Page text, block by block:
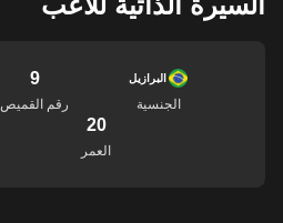
البرازيل
الجنسية
9
رقم القميص
20
العمر